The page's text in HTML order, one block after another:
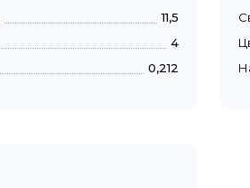
11,5
4
0,212